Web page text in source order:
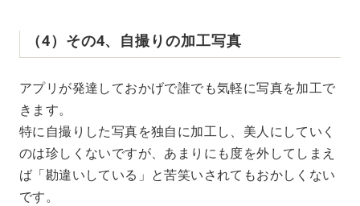
（4）その4、自撮りの加工写真
アプリが発達しておかげで誰でも気軽に写真を加工で
きます。
特に自撮りした写真を独自に加工し、美人にしていく
のは珍しくないですが、あまりにも度を外してしまえ
ば「勘違いしている」と苦笑いされてもおかしくない
です。